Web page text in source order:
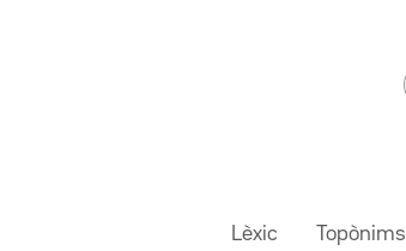
Lèxic Topònims